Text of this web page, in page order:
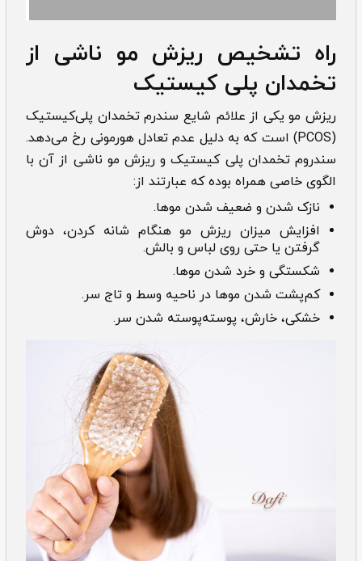
‌‌راه تشخیص ریزش مو ناشی از
تخمدان پلی کیستیک
ریزش مو یکی از علائم شایع سندرم تخمدان پلی‌کیستیک
(PCOS) است که به دلیل عدم تعادل هورمونی رخ می‌دهد.
سندروم‌‌تخمدان پلی کیستیک و ریزش مو ناشی از آن با
الگوی خاصی همراه بوده که عبارتند از:
نازک شدن و ضعیف شدن موها.
افزایش میزان ریزش مو هنگام شانه کردن، دوش
گرفتن یا حتی روی لباس و بالش.
شکستگی و خرد شدن موها.
کم‌پشت شدن موها در ناحیه وسط و تاج سر.
خشکی، خارش، پوسته‌پوسته شدن سر.